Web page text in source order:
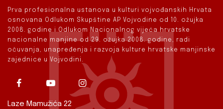
Prva profesionalna ustanova u kulturi vojvođanskih Hrvata
osnovana Odlukom Skupštine AP Vojvodine od 10. ožujka
2008. godine i Odlukom Nacionalnog vijeća hrvatske
nacionalne manjine od 29. ožujka 2008. godine, radi
očuvanja, unapređenja i razvoja kulture hrvatske manjinske
zajednice u Vojvodini.
Laze Mamužića 22